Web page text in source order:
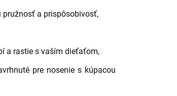
a prispôsobivosť,
a rastie s vaším dieťaťom,
pre nosenie s kúpacou